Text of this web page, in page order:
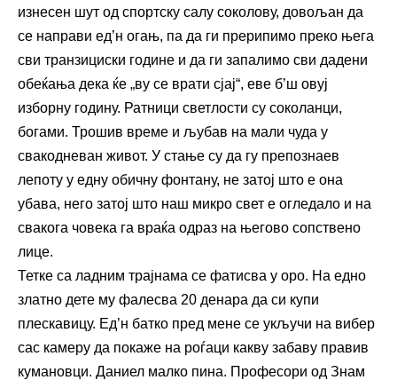
изнесен шут од спортску салу соколову, довољан да
се направи ед’н огањ, па да ги прерипимо преко њега
сви транзициски године и да ги запалимо сви дадени
обеќања дека ќе „ву се врати сјај“, еве б’ш овуј
изборну годину. Ратници светлости су соколанци,
богами. Трошив време и љубав на мали чуда у
свакодневан живот. У стање су да гу препознаев
лепоту у едну обичну фонтану, не затој што е она
убава, него затој што наш микро свет е огледало и на
свакога човека га враќа одраз на његово сопствено
лице.
Тетке са ладним трајнама се фатисва у оро. На едно
златно дете му фалесва 20 денара да си купи
плескавицу. Ед’н батко пред мене се укључи на вибер
сас камеру да покаже на роѓаци какву забаву правив
кумановци. Даниел малко пина. Професори од Знам